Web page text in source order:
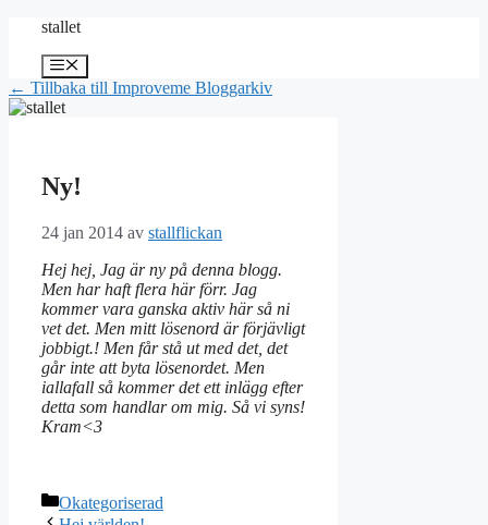
Hoppa
innehåll
stallet
Meny
← Tillbaka till Improveme Bloggarkiv
Ny!
24 jan 2014 av stallflickan
Hej hej, Jag är ny på denna blogg.
Men har haft flera här förr. Jag
kommer vara ganska aktiv här så ni
vet det. Men mitt lösenord är förjävligt
jobbigt.! Men får stå ut med det, det
går inte att byta lösenordet. Men
iallafall så kommer det ett inlägg efter
detta som handlar om mig. Så vi syns!
Kram<3
Kategorier
Okategoriserad